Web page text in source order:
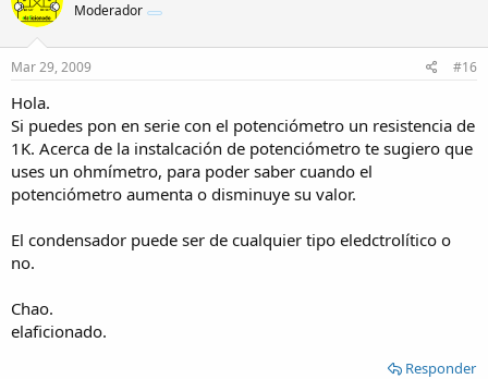
Moderador
Mar 29, 2009 #16
Hola.
Si puedes pon en serie con el potenciómetro un resistencia de
1K. Acerca de la instalcación de potenciómetro te sugiero que
uses un ohmímetro, para poder saber cuando el
potenciómetro aumenta o disminuye su valor.
El condensador puede ser de cualquier tipo eledctrolítico o
no.
Chao.
elaficionado.
Responder